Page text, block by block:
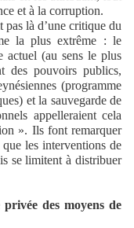
et à la corruption.
pas là d’une critique du
la plus extrême : le
actuel (au sens le plus
des pouvoirs publics,
(programme
et la sauvegarde de
appelleraient cela
». Ils font remarquer
les interventions de
se limitent à distribuer
des moyens de